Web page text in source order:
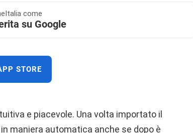
come
su Google
STORE
e piacevole. Una volta importato il
maniera automatica anche se dopo è